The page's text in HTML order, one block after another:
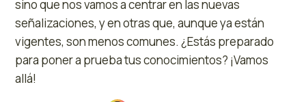
sino que nos vamos a centrar en las nuevas
señalizaciones, y en otras que, aunque ya están
vigentes, son menos comunes. ¿Estás preparado
para poner a prueba tus conocimientos? ¡Vamos
allá!